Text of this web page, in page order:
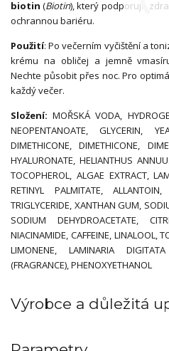
biotin (Biotin), který podporuje
ochrannou bariéru.
Použití: Po večerním vyčištění a
krému na obličej a jemně
Nechte působit přes noc. Pro
každý večer.
Složení:MOŘSKÁ VODA,
NEOPENTANOATE, GLYCERIN,
DIMETHICONE, DIMETHICONE,
HYALURONATE, HELIANTHUS
TOCOPHEROL, ALGAE EXTRACT,
RETINYL PALMITATE, ALLANTOIN,
TRIGLYCERIDE, XANTHAN GUM,
SODIUM DEHYDROACETATE,
NIACINAMIDE, CAFFEINE, LINALOOL,
LIMONENE, LAMINARIA
(FRAGRANCE), PHENOXYETHANOL
Výrobce a důležitá